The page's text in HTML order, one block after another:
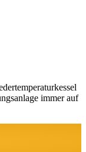
immer auf